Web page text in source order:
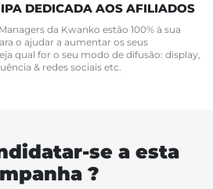
DEDICADA AOS AFILIADOS
da Kwanko estão 100% à sua
o ajudar a aumentar os seus
qual for o seu modo de difusão: display,
& redes sociais etc.
se a esta
?